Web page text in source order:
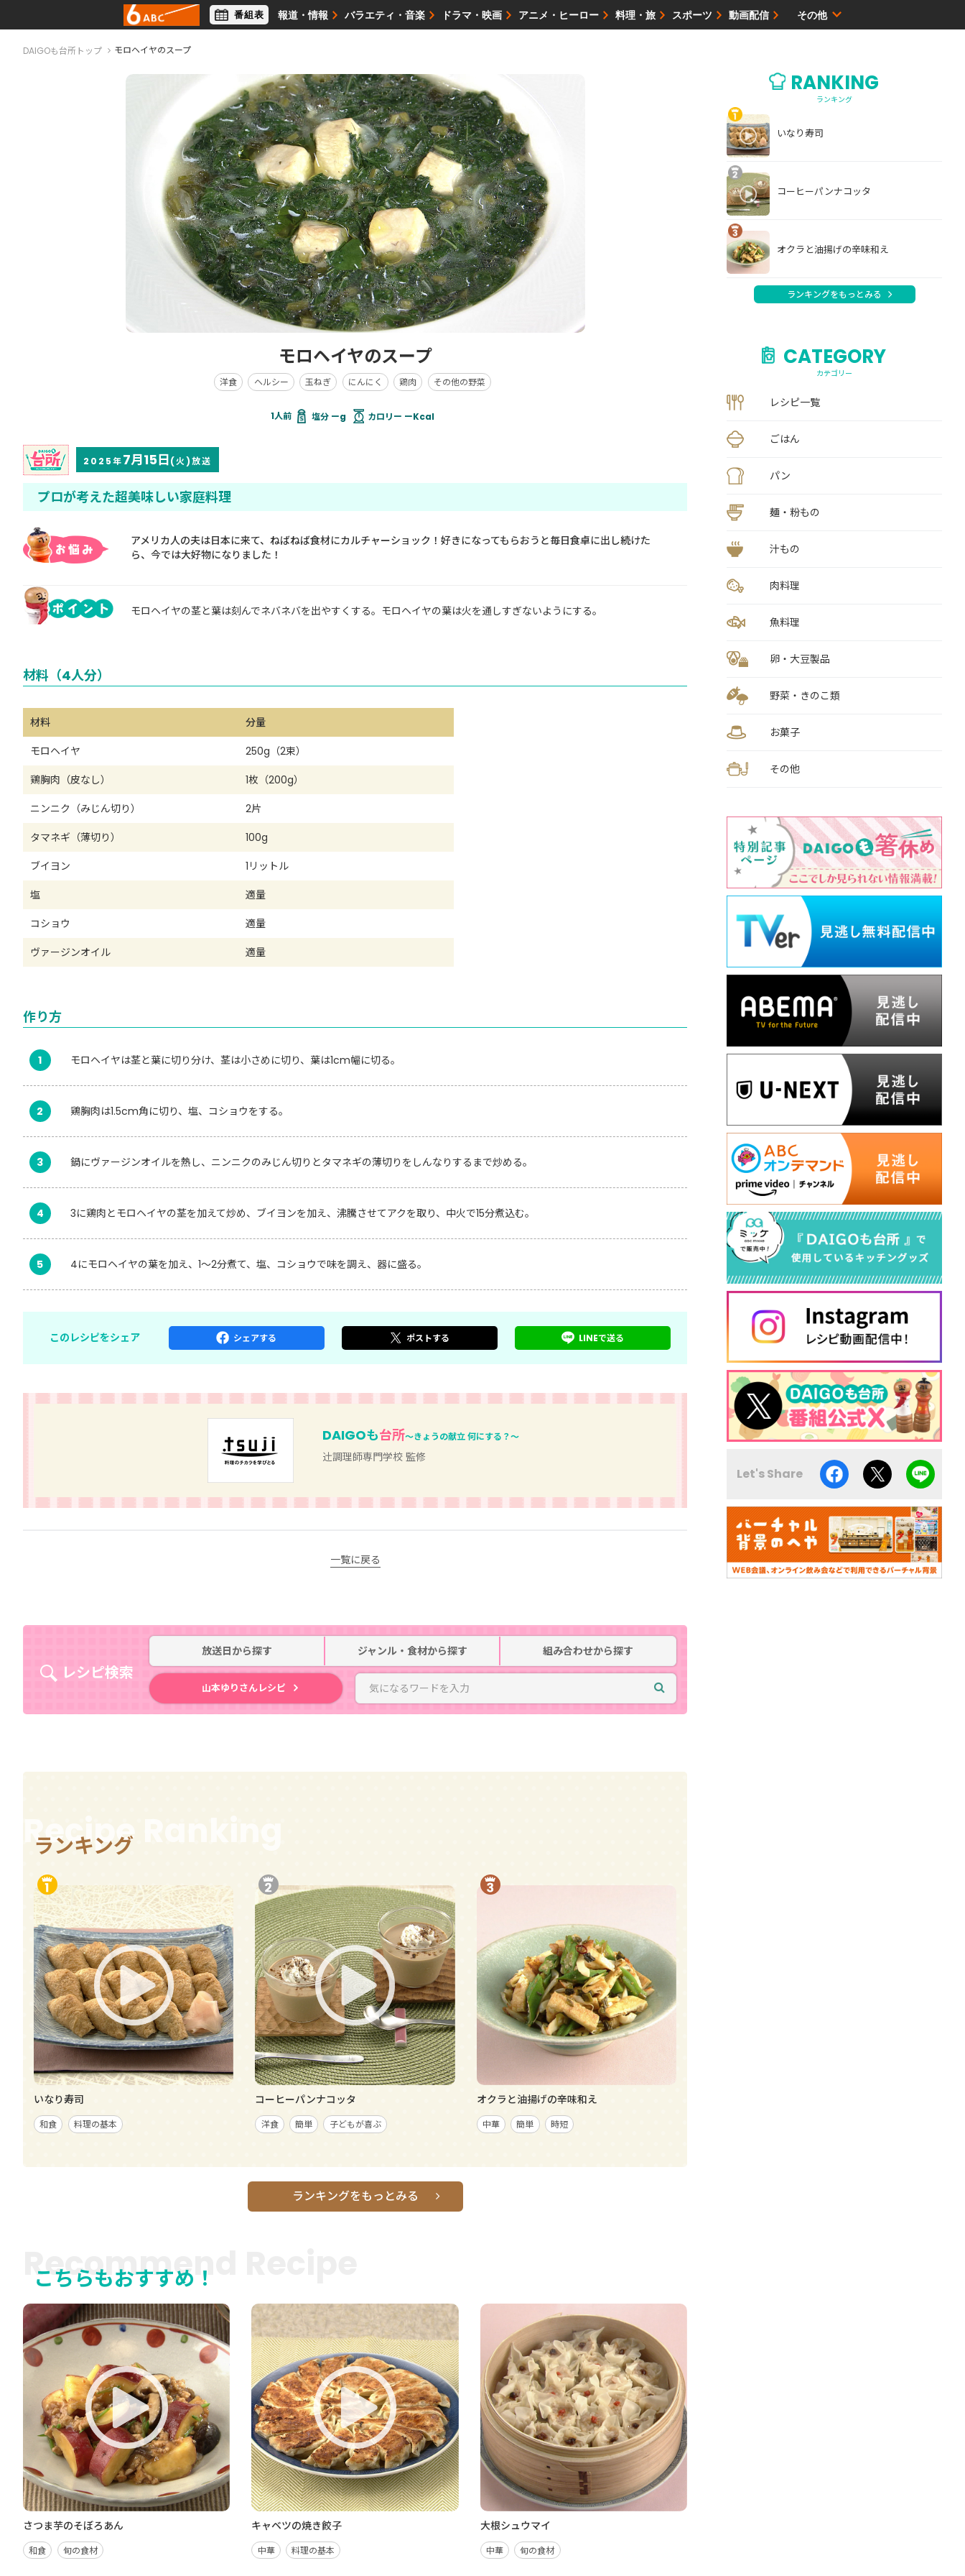
報道・情報 バラエティ・音楽 ドラマ・映画 アニメ・ヒーロー 料理・旅 スポーツ 動画配信
番組表 その他
DAIGOも台所トップ モロヘイヤのスープ
モロヘイヤのスープ
洋食 ヘルシー 玉ねぎ にんにく 鶏肉 その他の野菜
塩分 ーg カロリー ーKcal
2025年7月15日(火)放送
プロが考えた超美味しい家庭料理
アメリカ人の夫は日本に来て、ねばねば食材にカルチャーショック！好きになってもらおうと毎日食卓に出し続けた
ら、今では大好物になりました！
モロヘイヤの茎と葉は刻んでネバネバを出やすくする。モロヘイヤの葉は火を通しすぎないようにする。
材料（4人分）
材料
分量
モロヘイヤ
250g（2束）
鶏胸肉（皮なし）
1枚（200g）
ニンニク（みじん切り）
2片
タマネギ（薄切り）
100g
ブイヨン
1リットル
塩
適量
コショウ
適量
ヴァージンオイル
適量
作り方
1 モロヘイヤは茎と葉に切り分け、茎は小さめに切り、葉は1cm幅に切る。
2 鶏胸肉は1.5cm角に切り、塩、コショウをする。
3 鍋にヴァージンオイルを熱し、ニンニクのみじん切りとタマネギの薄切りをしんなりするまで炒める。
4 3に鶏肉とモロヘイヤの茎を加えて炒め、ブイヨンを加え、沸騰させてアクを取り、中火で15分煮込む。
5 4にモロヘイヤの葉を加え、1～2分煮て、塩、コショウで味を調え、器に盛る。
このレシピをシェア シェアする ポストする LINEで送る
DAIGOも台所～きょうの献立 何にする？～
辻󠄀調理師専門学校 監修
一覧に戻る
レシピ検索
放送日から探す ジャンル・食材から探す 組み合わせから探す
山本ゆりさんレシピ
ランキング
Recipe Ranking
いなり寿司
和食 料理の基本
コーヒーパンナコッタ
洋食 簡単 子どもが喜ぶ
オクラと油揚げの辛味和え
中華 簡単 時短
ランキングをもっとみる
こちらもおすすめ！
Recommend Recipe
さつま芋のそぼろあん
和食 旬の食材
キャベツの焼き餃子
中華 料理の基本
大根シュウマイ
中華 旬の食材
RANKING
ランキング
いなり寿司
コーヒーパンナコッタ
オクラと油揚げの辛味和え
ランキングをもっとみる
CATEGORY
カテゴリー
レシピ一覧
ごはん
パン
麺・粉もの
汁もの
肉料理
魚料理
卵・大豆製品
野菜・きのこ類
お菓子
その他
Let's Share